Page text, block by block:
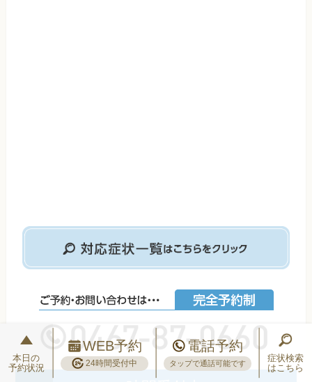
本日の
予約状況
WEB予約
24時間受付中
電話予約
タップで通話可能です
症状検索
はこちら